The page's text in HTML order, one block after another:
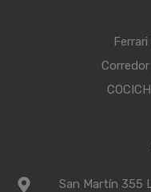
San Martín 355